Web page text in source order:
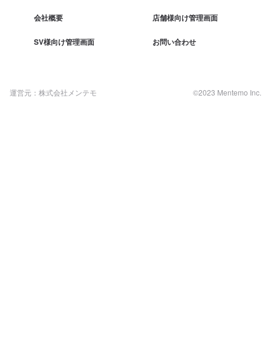
会社概要 店舗様向け管理画面
SV様向け管理画面 お問い合わせ
運営元：株式会社メンテモ ©2023 Mentemo Inc.